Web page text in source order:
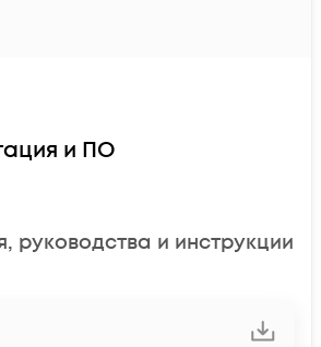
и ПО
руководства и инструкции